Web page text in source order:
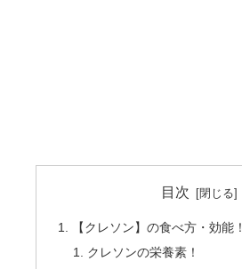
目次
【クレソン】の食べ方・効能！
クレソンの栄養素！